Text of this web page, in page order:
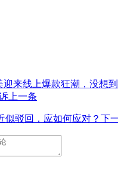
来线上爆款狂潮，没想
上一条
似驳回，应如何应对？ 下